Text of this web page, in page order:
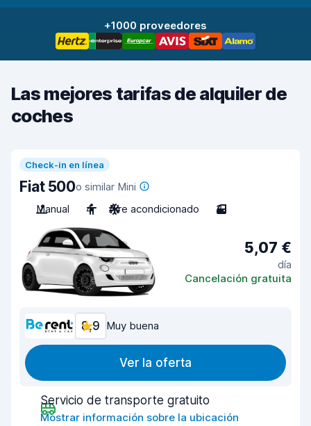
+1000 proveedores
Las mejores tarifas de alquiler de
coches
Check-in en línea
Fiat 500o similar Mini
Manual
4 Aire acondicionado 3
5,07 €
día
Cancelación gratuita
8,9 Muy buena
Ver la oferta
Servicio de transporte gratuito
Mostrar información sobre la ubicación